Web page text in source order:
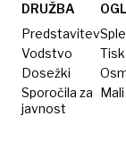
DRUŽBA
Predstavitev
Vodstvo
Dosežki
Sporočila za
javnost